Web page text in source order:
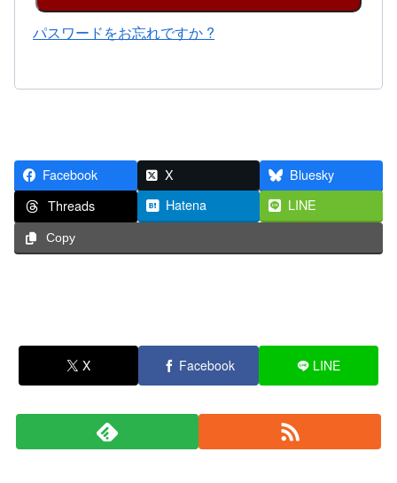
パスワードをお忘れですか ?
Facebook X
Bluesky
Threads
Hatena LINE
Copy
X Facebook LINE